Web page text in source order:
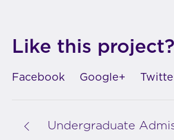
Like this project?
Facebook Google+
Undergraduate